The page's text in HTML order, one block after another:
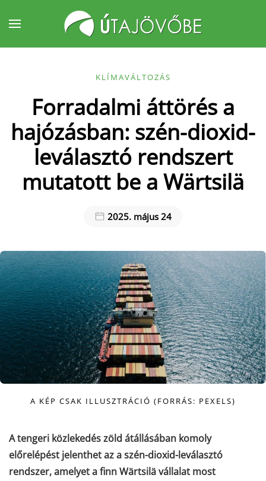
Fő tartalom átugrása
KLÍMAVÁLTOZÁS
Forradalmi áttörés a
hajózásban: szén-dioxid-
leválasztó rendszert
mutatott be a Wärtsilä
2025. május 24
A KÉP CSAK ILLUSZTRÁCIÓ (FORRÁS: PEXELS)
A tengeri közlekedés zöld átállásában komoly
előrelépést jelenthet az a szén-dioxid-leválasztó
rendszer, amelyet a finn Wärtsilä vállalat most